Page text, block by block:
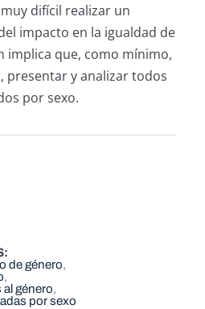
difícil realizar un
impacto en la igualdad de
implica que, como mínimo,
presentar y analizar todos
por sexo.
de género
género
por sexo